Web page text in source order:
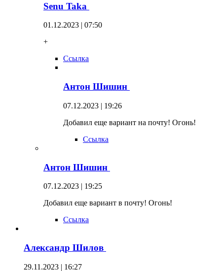
Senu Taka
01.12.2023 | 07:50
+
Ссылка
Антон Шишин
07.12.2023 | 19:26
Добавил еще вариант на почту! Огонь!
Ссылка
Антон Шишин
07.12.2023 | 19:25
Добавил еще вариант в почту! Огонь!
Ссылка
Александр Шилов
29.11.2023 | 16:27